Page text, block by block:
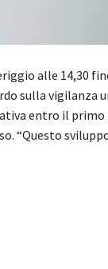
alle 14,30
sulla vigilanza
entro il primo
“Questo